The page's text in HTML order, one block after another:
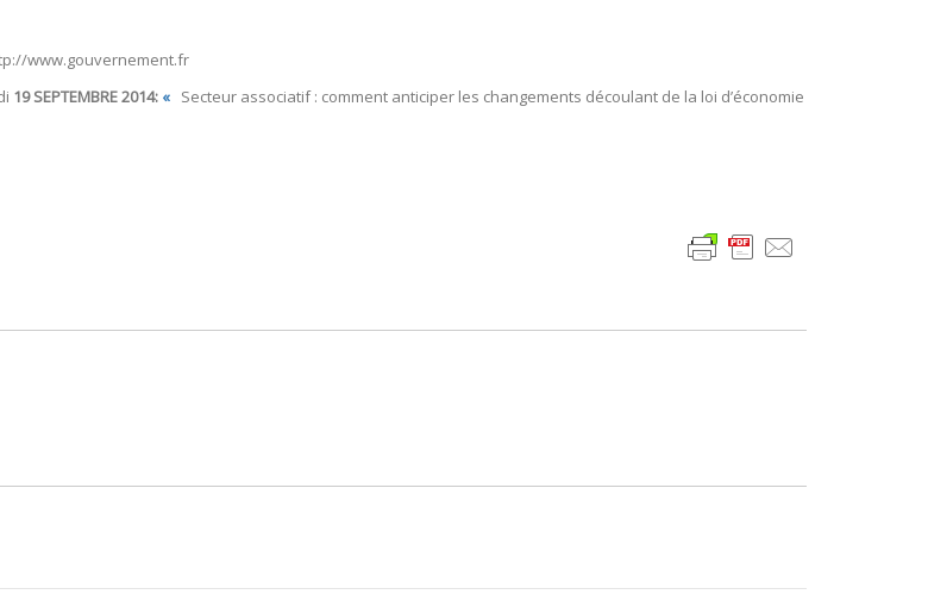
www.gouvernement.fr
19 SEPTEMBRE 2014: « Secteur associatif : comment anticiper les changements découlant de la loi d’économie